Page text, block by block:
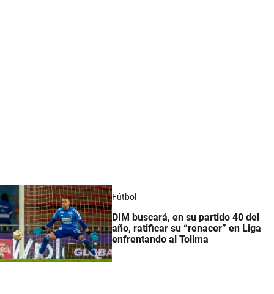
Fútbol
DIM buscará, en su partido 40 del
año, ratificar su “renacer” en Liga
enfrentando al Tolima